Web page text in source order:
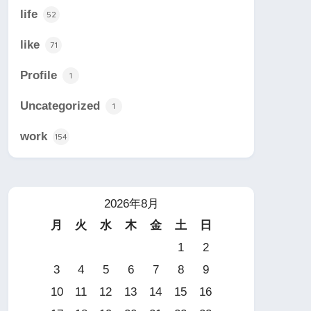
life 52
like 71
Profile 1
Uncategorized 1
work 154
2026年8月
月
火 水 木 金 土
日
1
2
3
4 5 6 7 8
9
10
11 12 13 14 15
16